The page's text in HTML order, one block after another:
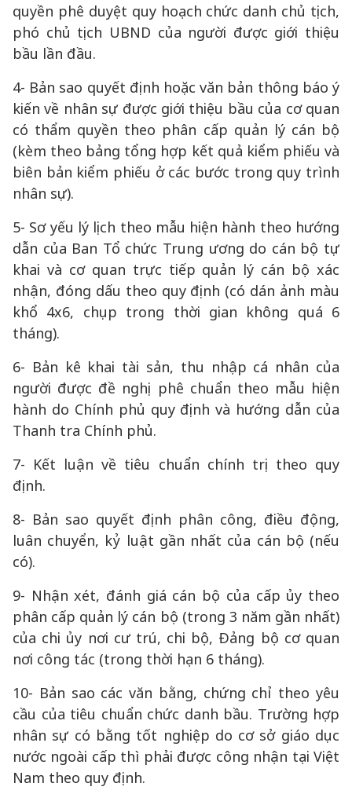
quyền phê duyệt quy hoạch chức danh chủ tịch,
phó chủ tịch UBND của người được giới thiệu
bầu lần đầu.
4- Bản sao quyết định hoặc văn bản thông báo ý
kiến về nhân sự được giới thiệu bầu của cơ quan
có thẩm quyền theo phân cấp quản lý cán bộ
(kèm theo bảng tổng hợp kết quả kiểm phiếu và
biên bản kiểm phiếu ở các bước trong quy trình
nhân sự).
5- Sơ yếu lý lịch theo mẫu hiện hành theo hướng
dẫn của Ban Tổ chức Trung ương do cán bộ tự
khai và cơ quan trực tiếp quản lý cán bộ xác
nhận, đóng dấu theo quy định (có dán ảnh màu
khổ 4x6, chụp trong thời gian không quá 6
tháng).
6- Bản kê khai tài sản, thu nhập cá nhân của
người được đề nghị phê chuẩn theo mẫu hiện
hành do Chính phủ quy định và hướng dẫn của
Thanh tra Chính phủ.
7- Kết luận về tiêu chuẩn chính trị theo quy
định.
8- Bản sao quyết định phân công, điều động,
luân chuyển, kỷ luật gần nhất của cán bộ (nếu
có).
9- Nhận xét, đánh giá cán bộ của cấp ủy theo
phân cấp quản lý cán bộ (trong 3 năm gần nhất)
của chi ủy nơi cư trú, chi bộ, Đảng bộ cơ quan
nơi công tác (trong thời hạn 6 tháng).
10- Bản sao các văn bằng, chứng chỉ theo yêu
cầu của tiêu chuẩn chức danh bầu. Trường hợp
nhân sự có bằng tốt nghiệp do cơ sở giáo dục
nước ngoài cấp thì phải được công nhận tại Việt
Nam theo quy định.